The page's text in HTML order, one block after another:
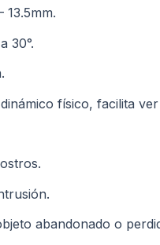
13.5mm.
30°.
físico, facilita
abandonado o